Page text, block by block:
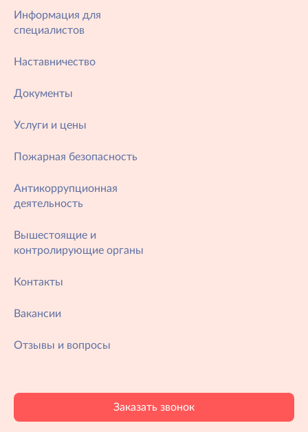
Информация для
специалистов
Наставничество
Документы
Услуги и цены
Пожарная безопасность
Антикоррупционная
деятельность
Вышестоящие и
контролирующие органы
Контакты
Вакансии
Отзывы и вопросы
Заказать звонок